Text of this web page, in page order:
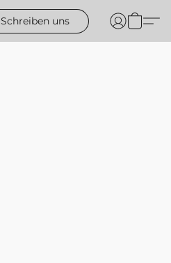
Schreiben uns